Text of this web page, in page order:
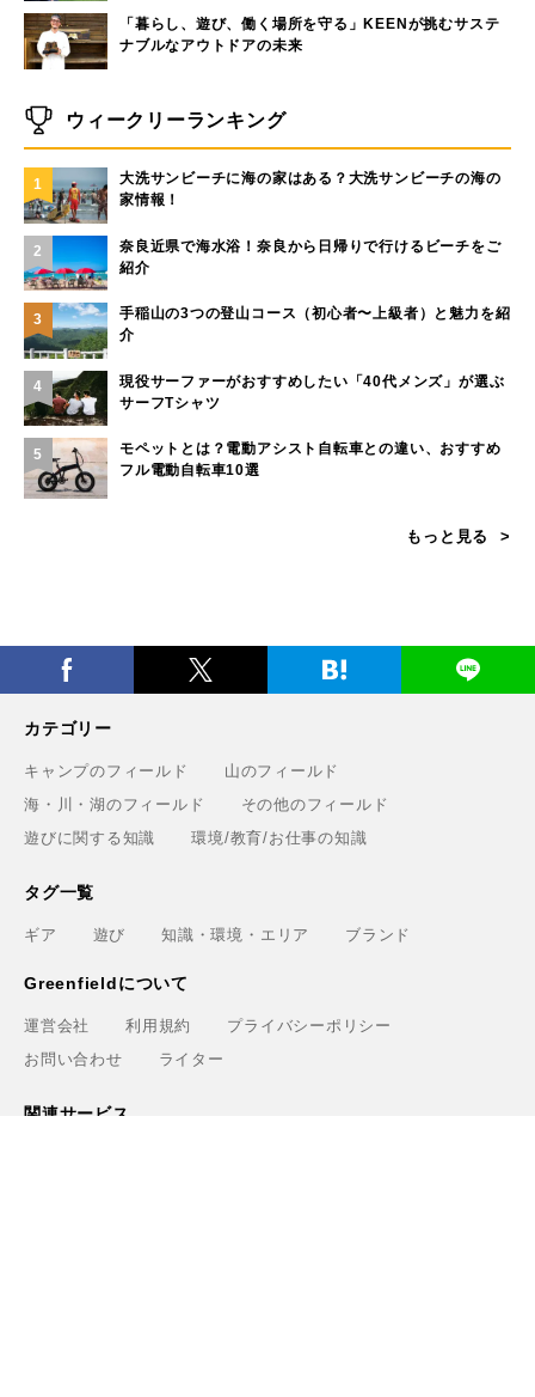
「暮らし、遊び、働く場所を守る」KEENが挑むサステ
ナブルなアウトドアの未来
ウィークリーランキング
1
大洗サンビーチに海の家はある？大洗サンビーチの海の
家情報！
2
奈良近県で海水浴！奈良から日帰りで行けるビーチをご
紹介
3
手稲山の3つの登山コース（初心者〜上級者）と魅力を紹
介
4
現役サーファーがおすすめしたい「40代メンズ」が選ぶ
サーフTシャツ
5
モペットとは？電動アシスト自転車との違い、おすすめ
フル電動自転車10選
もっと見る
カテゴリー
キャンプのフィールド
山のフィールド
海・川・湖のフィールド
その他のフィールド
遊びに関する知識
環境/教育/お仕事の知識
タグ一覧
ギア 遊び 知識・環境・エリア ブランド
Greenfieldについて
運営会社 利用規約
プライバシーポリシー
お問い合わせ
ライター
関連サービス